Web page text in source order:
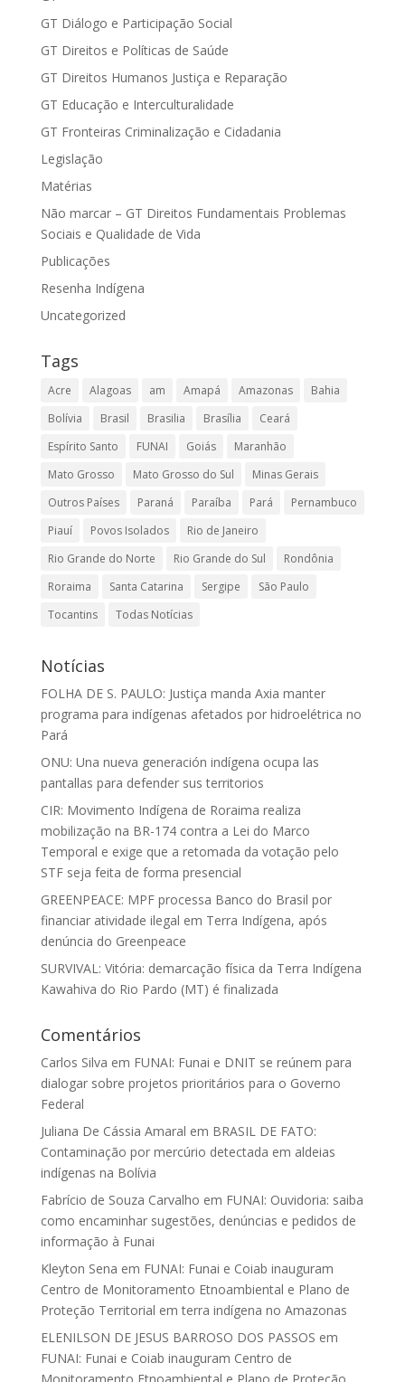
GT Diálogo e Participação Social
GT Direitos e Políticas de Saúde
GT Direitos Humanos Justiça e Reparação
GT Educação e Interculturalidade
GT Fronteiras Criminalização e Cidadania
Legislação
Matérias
Não marcar – GT Direitos Fundamentais Problemas
Sociais e Qualidade de Vida
Publicações
Resenha Indígena
Uncategorized
Tags
Acre Alagoas am Amapá Amazonas
Bahia
Bolívia
Brasil Brasilia Brasília
Ceará
Espírito Santo
FUNAI Goiás
Maranhão
Mato Grosso
Mato Grosso do Sul
Minas Gerais
Outros Países
Paraná Paraíba Pará
Pernambuco
Piauí
Povos Isolados
Rio de Janeiro
Rio Grande do Norte
Rio Grande do Sul
Rondônia
Roraima
Santa Catarina Sergipe
São Paulo
Tocantins
Todas Notícias
Notícias
FOLHA DE S. PAULO: Justiça manda Axia manter
programa para indígenas afetados por hidroelétrica no
Pará
ONU: Una nueva generación indígena ocupa las
pantallas para defender sus territorios
CIR: Movimento Indígena de Roraima realiza
mobilização na BR-174 contra a Lei do Marco
Temporal e exige que a retomada da votação pelo
STF seja feita de forma presencial
GREENPEACE: MPF processa Banco do Brasil por
financiar atividade ilegal em Terra Indígena, após
denúncia do Greenpeace
SURVIVAL: Vitória: demarcação física da Terra Indígena
Kawahiva do Rio Pardo (MT) é finalizada
Comentários
Carlos Silva em FUNAI: Funai e DNIT se reúnem para
dialogar sobre projetos prioritários para o Governo
Federal
Juliana De Cássia Amaral em BRASIL DE FATO:
Contaminação por mercúrio detectada em aldeias
indígenas na Bolívia
Fabrício de Souza Carvalho em FUNAI: Ouvidoria: saiba
como encaminhar sugestões, denúncias e pedidos de
informação à Funai
Kleyton Sena em FUNAI: Funai e Coiab inauguram
Centro de Monitoramento Etnoambiental e Plano de
Proteção Territorial em terra indígena no Amazonas
ELENILSON DE JESUS BARROSO DOS PASSOS em
FUNAI: Funai e Coiab inauguram Centro de